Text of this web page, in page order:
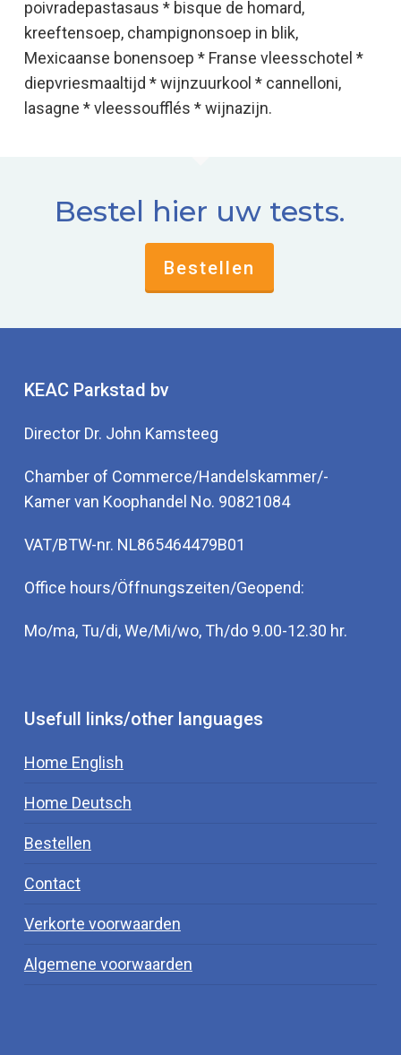
poivradepastasaus * bisque de homard,
kreeftensoep, champignonsoep in blik,
Mexicaanse bonensoep * Franse vleesschotel *
diepvriesmaaltijd * wijnzuurkool * cannelloni,
lasagne * vleessoufflés * wijnazijn.
Bestel hier uw tests.
Bestellen
KEAC Parkstad bv
Director Dr. John Kamsteeg
Chamber of Commerce/Handelskammer/-
Kamer van Koophandel No. 90821084
VAT/BTW-nr. NL865464479B01
Office hours/Öffnungszeiten/Geopend:
Mo/ma, Tu/di, We/Mi/wo, Th/do 9.00-12.30 hr.
Usefull links/other languages
Home English
Home Deutsch
Bestellen
Contact
Verkorte voorwaarden
Algemene voorwaarden